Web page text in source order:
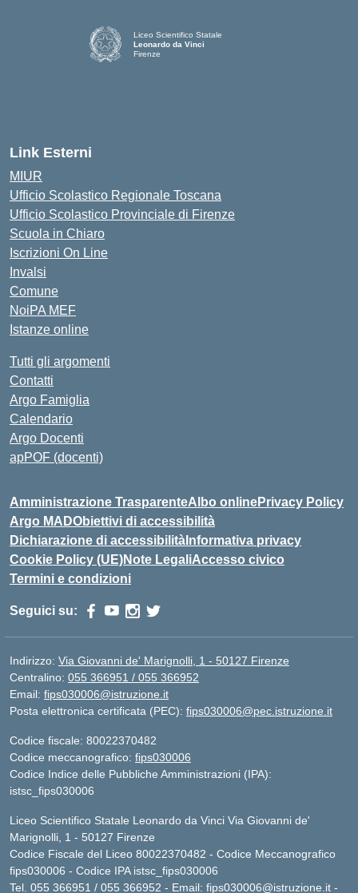
Liceo Scientifico Statale
Leonardo da Vinci
Firenze
Link Esterni
MIUR
Ufficio Scolastico Regionale Toscana
Ufficio Scolastico Provinciale di Firenze
Scuola in Chiaro
Iscrizioni On Line
Invalsi
Comune
NoiPA MEF
Istanze online
Tutti gli argomenti
Contatti
Argo Famiglia
Calendario
Argo Docenti
apPOF (docenti)
Amministrazione TrasparenteAlbo onlinePrivacy Policy
Argo MADObiettivi di accessibilità
Dichiarazione di accessibilità Informativa privacy
Cookie Policy (UE)Note LegaliAccesso civico
Termini e condizioni
Seguici su:
Indirizzo: Via Giovanni de' Marignolli, 1 - 50127 Firenze
Centralino: 055 366951 / 055 366952
Email: fips030006@istruzione.it
Posta elettronica certificata (PEC): fips030006@pec.istruzione.it
Codice fiscale: 80022370482
Codice meccanografico: fips030006
Codice Indice delle Pubbliche Amministrazioni (IPA):
istsc_fips030006
Liceo Scientifico Statale Leonardo da Vinci Via Giovanni de'
Marignolli, 1 - 50127 Firenze
Codice Fiscale del Liceo 80022370482 - Codice Meccanografico
fips030006 - Codice IPA istsc_fips030006
Tel. 055 366951 / 055 366952 - Email: fips030006@istruzione.it -